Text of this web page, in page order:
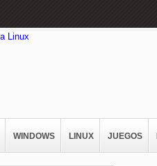
WINDOWS LINUX JUEGOS